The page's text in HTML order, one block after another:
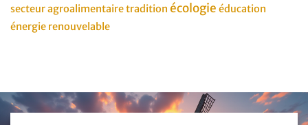
secteur agroalimentairetradition écologie éducation
énergie renouvelable